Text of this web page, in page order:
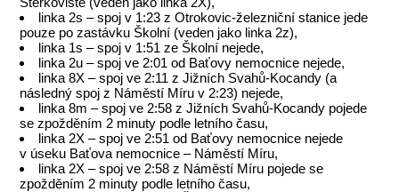
linka 2s – spoj v 1:23 z Otrokovic-železniční stanice jede
pouze po zastávku Školní (veden jako linka 2z),
linka 1s – spoj v 1:51 ze Školní nejede,
linka 2u – spoj ve 2:01 od Baťovy nemocnice nejede,
linka 8X – spoj ve 2:11 z Jižních Svahů-Kocandy (a
následný spoj z Náměstí Míru v 2:23) nejede,
linka 8m – spoj ve 2:58 z Jižních Svahů-Kocandy pojede
se zpožděním 2 minuty podle letního času,
linka 2X – spoj ve 2:51 od Baťovy nemocnice nejede
v úseku Baťova nemocnice – Náměstí Míru,
linka 2X – spoj ve 2:58 z Náměstí Míru pojede se
zpožděním 2 minuty podle letního času,